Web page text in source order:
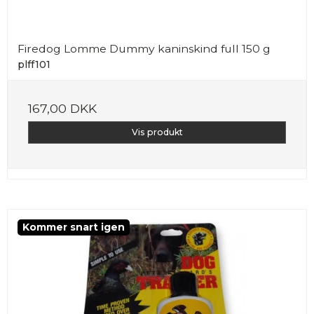
Firedog Lomme Dummy kaninskind full 150 g
plff101
167,00 DKK
Vis produkt
Kommer snart igen